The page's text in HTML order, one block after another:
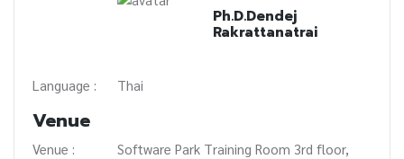
Ph.D.Dendej
Rakrattanatrai
Language : Thai
Venue
Venue :
Software Park Training Room 3rd floor,